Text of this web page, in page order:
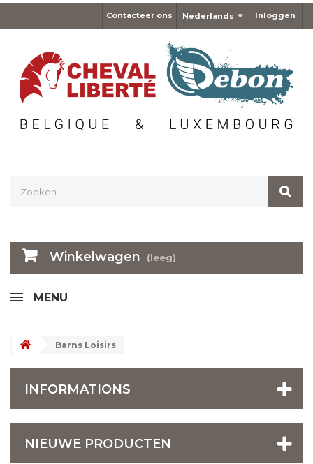
Inloggen
Nederlands
Contacteer ons
Winkelwagen (leeg)
MENU
Barns Loisirs
INFORMATIONS
NIEUWE PRODUCTEN